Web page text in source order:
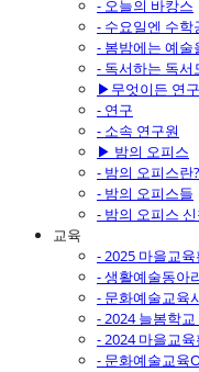
- 오늘의 바캉스
- 수요일엔 수학
- 봄밤에는 예술
- 독서하는 독서
▶무엇이든 연
- 연구
- 소속 연구원
▶ 밤의 오피스
- 밤의 오피스란?
- 밤의 오피스들
- 밤의 오피스
교육
- 2025 마을교
- 생활예술동아
- 문화예술교육
- 2024 늘봄학
- 2024 마을교
- 문화예술교육